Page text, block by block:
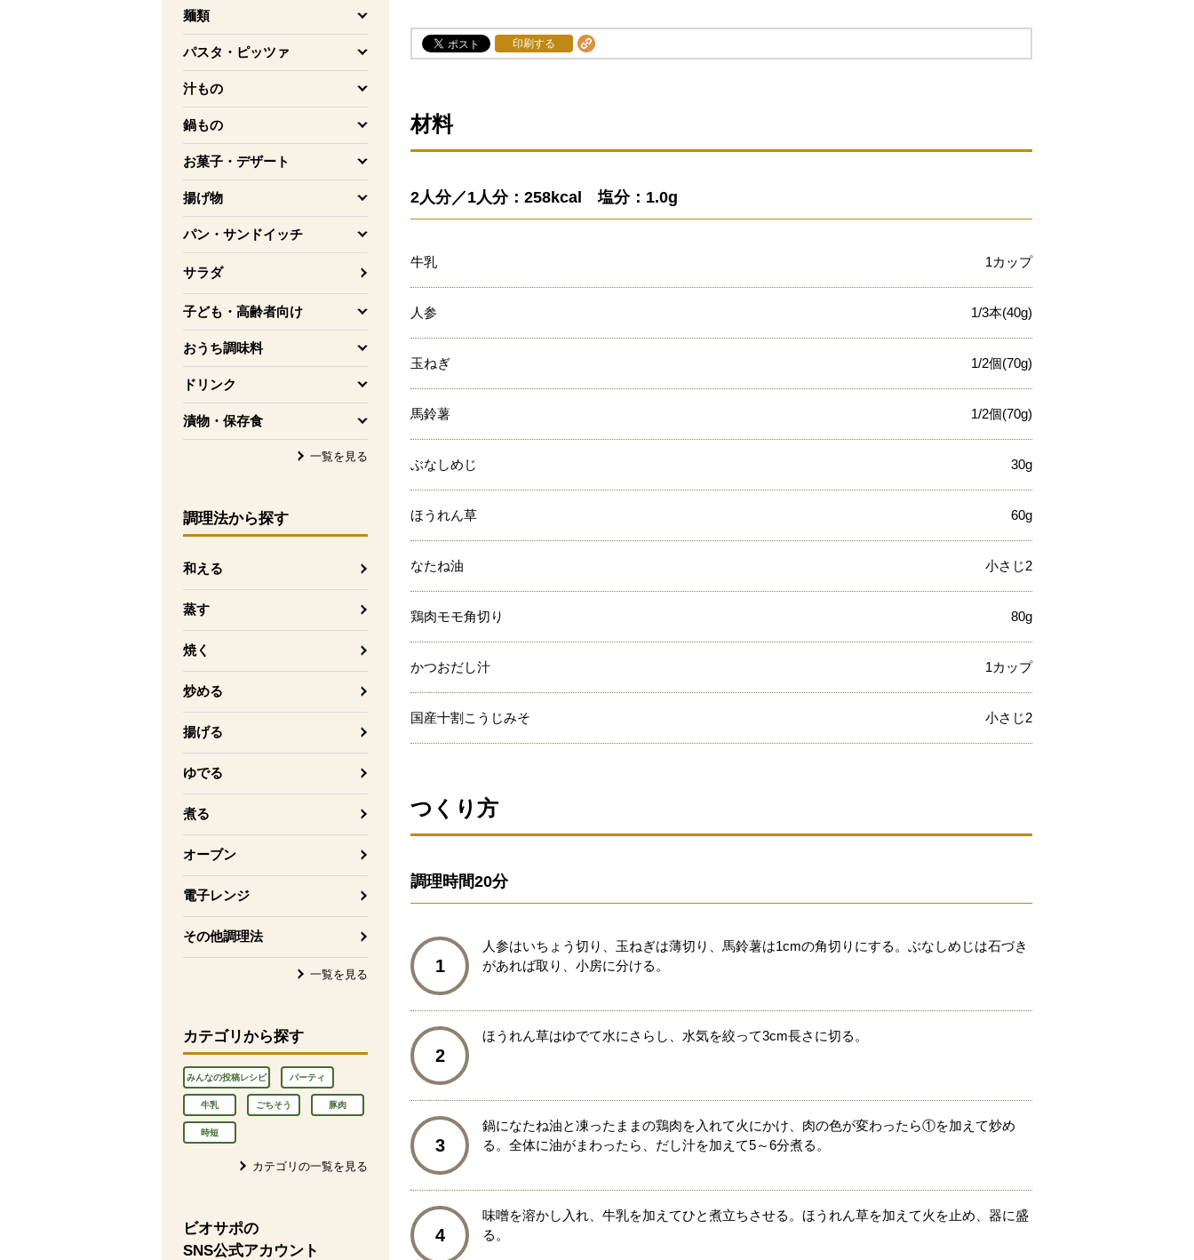
麺類
を開く
パスタ・ピッツァ
を開く
汁もの
を開く
鍋もの
を開く
お菓子・デザート
を開く
揚げ物
を開く
パン・サンドイッチ
を開く
サラダ
子ども・高齢者向け
を開く
おうち調味料
を開く
ドリンク
を開く
漬物・保存食
を開く
一覧を見る
調理法から探す
和える
蒸す
焼く
炒める
揚げる
ゆでる
煮る
オーブン
電子レンジ
その他調理法
一覧を見る
カテゴリから探す
みんなの投稿レシピ パーティ
牛乳 ごちそう 豚肉
時短
カテゴリの一覧を見る
ビオサポの
SNS公式アカウント
印刷する
材料
2人分／1人分：258kcal 塩分：1.0g
牛乳 1カップ
人参 1/3本(40g)
玉ねぎ 1/2個(70g)
馬鈴薯 1/2個(70g)
ぶなしめじ 30g
ほうれん草 60g
なたね油 小さじ2
鶏肉モモ角切り 80g
かつおだし汁 1カップ
国産十割こうじみそ 小さじ2
つくり方
調理時間20分
1
人参はいちょう切り、玉ねぎは薄切り、馬鈴薯は1cmの角切りにする。ぶなしめじは石づき
があれば取り、小房に分ける。
2
ほうれん草はゆでて水にさらし、水気を絞って3cm長さに切る。
3
鍋になたね油と凍ったままの鶏肉を入れて火にかけ、肉の色が変わったら①を加えて炒め
る。全体に油がまわったら、だし汁を加えて5～6分煮る。
4
味噌を溶かし入れ、牛乳を加えてひと煮立ちさせる。ほうれん草を加えて火を止め、器に盛
る。